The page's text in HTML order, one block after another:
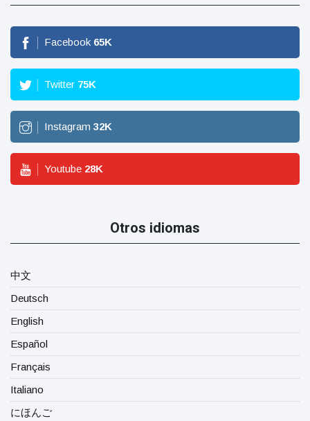
Facebook 65K
Twitter 75K
Instagram 32K
Youtube 28K
Otros idiomas
中文
Deutsch
English
Español
Français
Italiano
にほんご